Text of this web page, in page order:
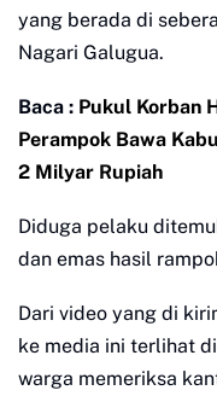
yang berada di
Nagari Galugua.
Baca : Pukul Korban
Perampok Bawa
2 Milyar Rupiah
Diduga pelaku
dan emas hasil
Dari video yang di
ke media ini terlihat
warga memeriksa